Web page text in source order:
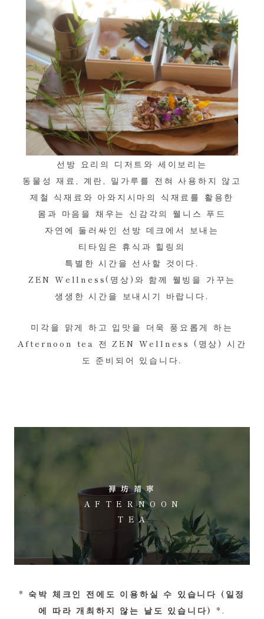
선방 요리의 디저트와 세이보리는
동물성 재료, 계란, 밀가루를 전혀 사용하지 않고
제철 식재료와 아와지시마의 식재료를 활용한
몸과 마음을 채우는 신감각의 웰니스 푸드
자연에 둘러싸인 선방 데크에서 보내는
티타임은 휴식과 힐링의
특별한 시간을 선사할 것이다.
ZEN Wellness(명상)와 함께 웰빙을 가꾸는
생생한 시간을 보내시기 바랍니다.
미각을 맑게 하고 입맛을 더욱 풍요롭게 하는
Afternoon tea 전 ZEN Wellness (명상) 시간
도 준비되어 있습니다.
禅 坊 靖 寧
A F T E R N O O N
T E A
* 숙박 체크인 전에도 이용하실 수 있습니다 (일정
에 따라 개최하지 않는 날도 있습니다) *.